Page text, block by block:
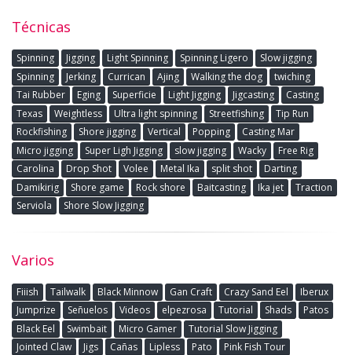
Técnicas
Spinning Jigging Light Spinning Spinning Ligero
Slow jigging
Spinning
Jerking Currican Ajing Walking the dog
twiching
Tai Rubber
Eging Superficie Light Jigging Jigcasting
Casting
Texas
Weightless Ultra light spinning Streetfishing
Tip Run
Rockfishing
Shore jigging Vertical Popping
Casting Mar
Micro jigging
Super Ligh Jigging slow jigging Wacky
Free Rig
Carolina
Drop Shot Volee Metal Ika split shot
Darting
Damikirig
Shore game Rock shore Baitcasting Ika jet
Traction
Serviola
Shore Slow Jigging
Varios
Fiiish Tailwalk Black Minnow Gan Craft Crazy Sand Eel
Iberux
Jumprize
Señuelos Videos elpezrosa Tutorial Shads
Patos
Black Eel
Swimbait Micro Gamer
Tutorial Slow Jigging
Jointed Claw
Jigs Cañas Lipless Pato
Pink Fish Tour